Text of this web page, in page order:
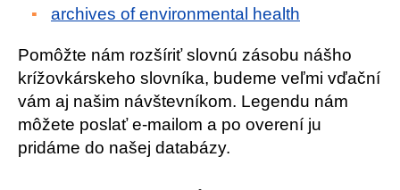
archives of environmental health
Pomôžte nám rozšíriť slovnú zásobu nášho
krížovkárskeho slovníka, budeme veľmi vďační
vám aj našim návštevníkom. Legendu nám
môžete poslať e-mailom a po overení ju
pridáme do našej databázy.